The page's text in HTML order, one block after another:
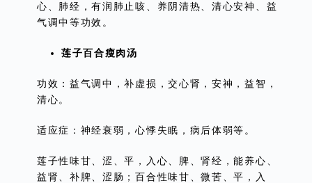
心、肺经，有润肺止咳、养阴清热、清心安神、益
气调中等功效。
莲子百合瘦肉汤
功效：益气调中，补虚损，交心肾，安神，益智，
清心。
适应症：神经衰弱，心悸失眠，病后体弱等。
莲子性味甘、涩、平，入心、脾、肾经，能养心、
益肾、补脾、涩肠；百合性味甘、微苦、平，入